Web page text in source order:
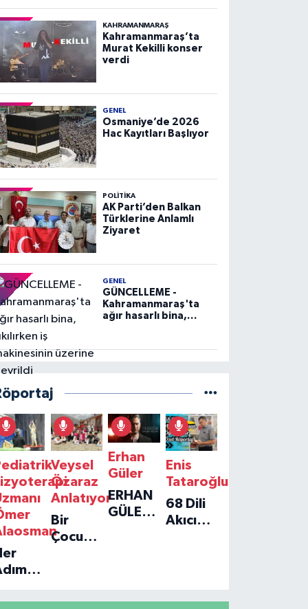
KAHRAMANMARAŞ
Kahramanmaraş’ta
Murat Kekilli konser
verdi
GENEL
Osmaniye’de 2026
Hac Kayıtları Başlıyor
POLITIKA
AK Parti’den Balkan
Türklerine Anlamlı
Ziyaret
GENEL
GÜNCELLEME -
Kahramanmaraş'ta
ağır hasarlı bina,
devrildi
Veysel
Özaraz
Anlatıyor
Bir
Çocuğun
Yolculuğu
Erhan
Güler
ERHAN
GÜLER'IN
Enis
Tataroğlu
68 Dili
Akıcı